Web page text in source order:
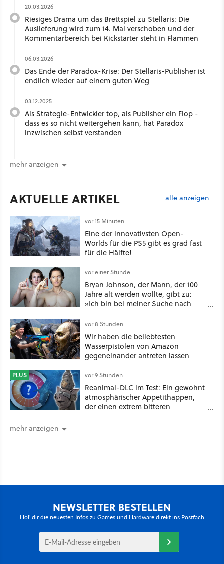
20.03.2026
Riesiges Drama um das Brettspiel zu Stellaris: Die
Auslieferung wird zum 14. Mal verschoben und der
Kommentarbereich bei Kickstarter steht in Flammen
06.03.2026
Das Ende der Paradox-Krise: Der Stellaris-Publisher ist
endlich wieder auf einem guten Weg
03.12.2025
Als Strategie-Entwickler top, als Publisher ein Flop -
dass es so nicht weitergehen kann, hat Paradox
inzwischen selbst verstanden
mehr anzeigen
AKTUELLE ARTIKEL alle anzeigen
vor 15 Minuten
Eine der innovativsten Open-
Worlds für die PS5 gibt es grad fast
für die Hälfte!
vor einer Stunde
Bryan Johnson, der Mann, der 100
Jahre alt werden wollte, gibt zu:
»Ich bin bei meiner Suche nach
vor 8 Stunden
Wir haben die beliebtesten
Wasserpistolen von Amazon
gegeneinander antreten lassen
PLUS vor 9 Stunden
Reanimal-DLC im Test: Ein gewohnt
atmosphärischer Appetithappen,
der einen extrem bitteren
mehr anzeigen
NEWSLETTER BESTELLEN
Hol' dir die neuesten Infos zu Games und Hardware direkt ins Postfach